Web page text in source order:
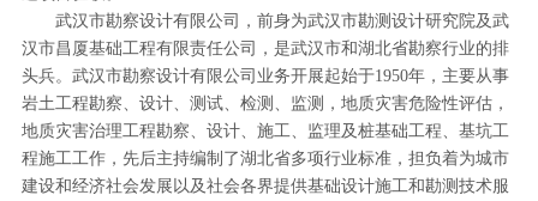
武汉市勘察设计有限公司，前身为武汉市勘测设计研究院及武
汉市昌厦基础工程有限责任公司，是武汉市和湖北省勘察行业的排
头兵。武汉市勘察设计有限公司业务开展起始于1950年，主要从事
岩土工程勘察、设计、测试、检测、监测，地质灾害危险性评估，
地质灾害治理工程勘察、设计、施工、监理及桩基础工程、基坑工
程施工工作，先后主持编制了湖北省多项行业标准，担负着为城市
建设和经济社会发展以及社会各界提供基础设计施工和勘测技术服